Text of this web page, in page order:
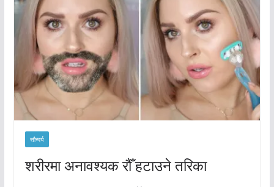
सौन्दर्य
शरीरमा अनावश्यक रौँ हटाउने तरिका